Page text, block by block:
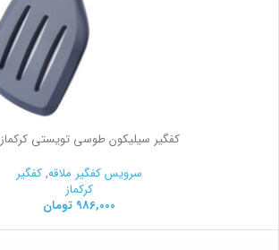
کفگیر سیلیکون طوسی تویستی کرکماز 746
سرویس کفگیر ملاقه,کفگیر
کرکماز
986,000 تومان